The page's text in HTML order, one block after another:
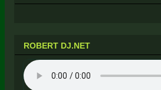
ROBERT DJ.NET